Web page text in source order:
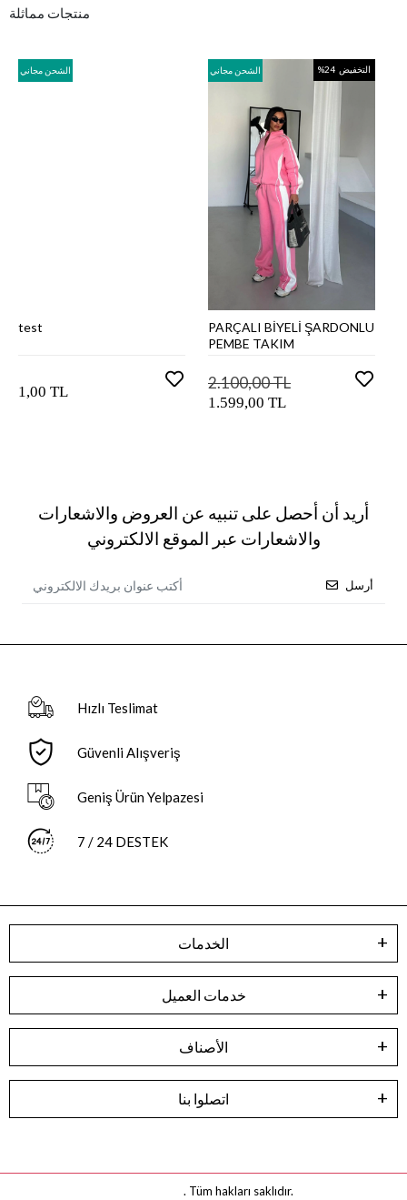
منتجات مماثلة
الشحن مجاني
test
1,00 TL
الشحن مجاني %24 التخفيض
اضف الى سلة
التسوق
PARÇALI BİYELİ ŞARDONLU
PEMBE TAKIM
2.100,00 TL
1.599,00 TL
أريد أن أحصل على تنبيه عن العروض والاشعارات
والاشعارات عبر الموقع الالكتروني
أرسل
Hızlı Teslimat
Güvenli Alışveriş
Geniş Ürün Yelpazesi
7 / 24 DESTEK
الخدمات
خدمات العميل
الأصناف
اتصلوا بنا
. Tüm hakları saklıdır.